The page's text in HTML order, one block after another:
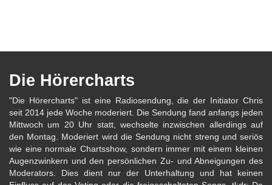
Die Hörercharts
"Die Hörercharts" ist eine Radiosendung, die der Initiator Chris
seit 2014 jede Woche moderiert. Die Sendung fand anfangs jeden
Mittwoch um 20 Uhr statt, wechselte inzwischen allerdings auf
den Montag. Moderiert wird die Sendung nicht streng und seriös
wie eine normale Chartsshow, sondern immer mit einem kleinen
Augenzwinkern und den persönlichen Zu- und Abneigungen des
Moderators. Dies dient nur der Unterhaltung und hat keinen